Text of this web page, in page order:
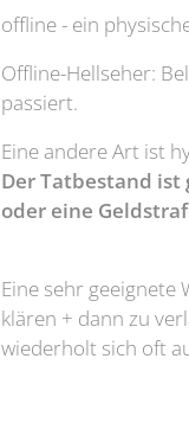
offline - ein
Offline-Hellseher:
passiert.
Eine andere Art ist
Der Tatbestand ist
oder eine
Eine sehr geeignete
klären + dann zu
wiederholt sich oft